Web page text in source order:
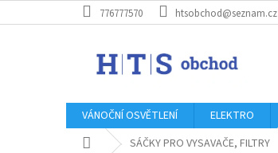
na
776777570 htsobchod@seznam.cz
VÁNOČNÍ OSVĚTLENÍ ELEKTRO
Domů SÁČKY PRO VYSAVAČE, FILTRY